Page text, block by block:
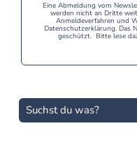
Eine Abmeldung vom
werden nicht an Dritte
Anmeldeverfahren und
Datenschutzerklärung. Das
geschützt. Bitte lese